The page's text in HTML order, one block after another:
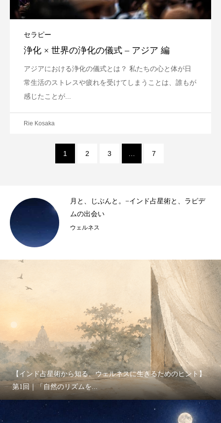
セラピー
浄化 × 世界の浄化の儀式 – アジア 編
アジアにおける浄化の儀式とは？ 私たちの心と体が日
常生活のストレスや疲れを受けてしまうことは、誰もが
感じたことが...
Rie Kosaka
1 2 3 7
ぶんと。−インド占星術と、ラピデ
い
ス
十薬と雨の
【インド占星術から知る、ウェルネスに生きるためのヒント】
第1回｜「自然のリズムを...